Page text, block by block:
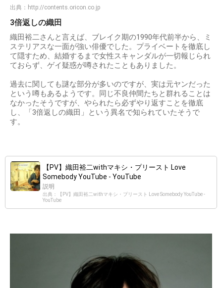
出典： http://contents.oricon.co.jp
3倍返しの織田
織田裕二さんと言えば、ブレイク期の1990年代前半から、ミ
ステリアスな一面が強い俳優でした。プライベートを徹底し
て隠すため、結婚するまで女性スキャンダルが一切報じられ
ておらず、ゲイ疑惑が噂されたこともありました。
過去に関しても謎な部分が多いのですが、実は元ヤンだった
という噂もあるようです。同じ不良仲間たちと群れることは
なかったそうですが、やられたら必ずやり返すことを徹底
し、「3倍返しの織田」という異名で知られていたそうで
す。
【PV】織田裕二withマキシ・プリースト Love
Somebody YouTube - YouTube
説明
出典：【PV】織田裕二withマキシ・プリースト Love Somebody YouTube -
YouTube